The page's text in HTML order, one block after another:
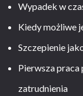
Wypadek w
Kiedy możliwe
Szczepienie
Pierwsza praca
zatrudnienia